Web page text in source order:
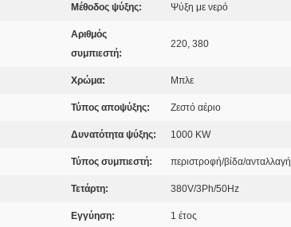
Μέθοδος ψύξης: Ψύξη με νερό
Αριθμός
συμπιεστή:
220, 380
Χρώμα: Μπλε
Τύπος αποψύξης: Ζεστό αέριο
Δυνατότητα ψύξης: 1000 KW
Τύπος συμπιεστή: περιστροφή/βίδα/ανταλλαγή
Τετάρτη: 380V/3Ph/50Hz
Εγγύηση: 1 έτος